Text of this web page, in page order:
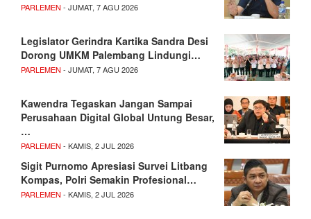
PARLEMEN - JUMAT, 7 AGU 2026
Legislator Gerindra Kartika Sandra Desi
Dorong UMKM Palembang Lindungi…
PARLEMEN - JUMAT, 7 AGU 2026
Kawendra Tegaskan Jangan Sampai
Perusahaan Digital Global Untung Besar,
…
PARLEMEN - KAMIS, 2 JUL 2026
Sigit Purnomo Apresiasi Survei Litbang
Kompas, Polri Semakin Profesional…
PARLEMEN - KAMIS, 2 JUL 2026